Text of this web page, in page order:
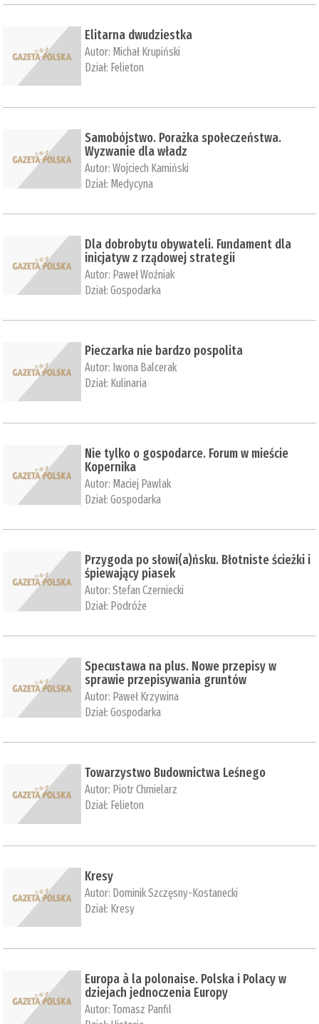
Elitarna dwudziestka
Autor: Michał Krupiński
Dział: Felieton
Samobójstwo. Porażka społeczeństwa.
Wyzwanie dla władz
Autor:Wojciech Kamiński
Dział: Medycyna
Dla dobrobytu obywateli. Fundament dla
inicjatyw z rządowej strategii
Autor: Paweł Woźniak
Dział:Gospodarka
Pieczarka nie bardzo pospolita
Autor: Iwona Balcerak
Dział: Kulinaria
Nie tylko o gospodarce. Forum w mieście
Kopernika
Autor: Maciej Pawlak
Dział:Gospodarka
Przygoda po słowi(a)ńsku. Błotniste ścieżki i
śpiewający piasek
Autor:Stefan Czerniecki
Dział: Podróże
Specustawa na plus. Nowe przepisy w
sprawie przepisywania gruntów
Autor: Paweł Krzywina
Dział:Gospodarka
Towarzystwo Budownictwa Leśnego
Autor: Piotr Chmielarz
Dział: Felieton
Kresy
Autor: Dominik Szczęsny-Kostanecki
Dział: Kresy
Europa à la polonaise. Polska i Polacy w
dziejach jednoczenia Europy
Autor:Tomasz Panfil